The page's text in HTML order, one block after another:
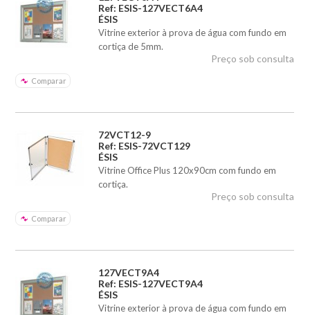
Ref: ESIS-127VECT6A4
ÉSIS
Vitrine exterior à prova de água com fundo em
cortiça de 5mm.
Comparar
Preço sob consulta
72VCT12-9
Ref: ESIS-72VCT129
ÉSIS
Vitrine Office Plus 120x90cm com fundo em
cortiça.
Comparar
Preço sob consulta
127VECT9A4
Ref: ESIS-127VECT9A4
ÉSIS
Vitrine exterior à prova de água com fundo em